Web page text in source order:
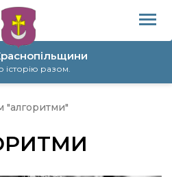
разом.
"алгоритми"